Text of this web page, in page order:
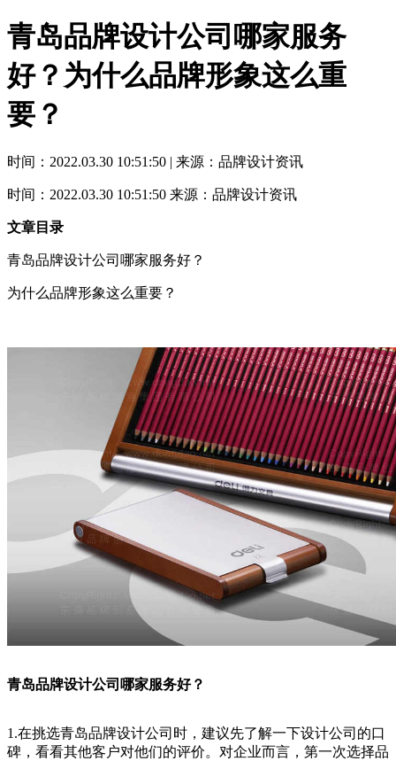
青岛品牌设计公司哪家服务
好？为什么品牌形象这么重
要？
时间：2022.03.30 10:51:50 | 来源：品牌设计资讯
时间：2022.03.30 10:51:50 来源：品牌设计资讯
文章目录
青岛品牌设计公司哪家服务好？
为什么品牌形象这么重要？
青岛品牌设计公司哪家服务好？
1.在挑选青岛品牌设计公司时，建议先了解一下设计公司的口
碑，看看其他客户对他们的评价。对企业而言，第一次选择品